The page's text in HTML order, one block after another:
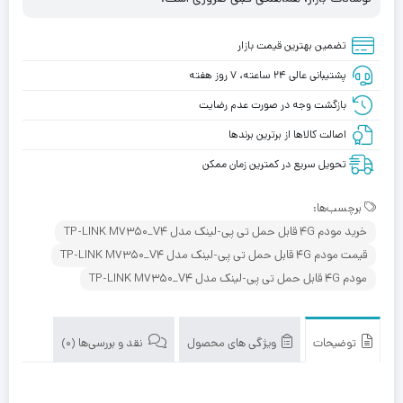
تضمین بهترین قیمت بازار
پشتیبانی عالی ۲۴ ساعته، ۷ روز هفته
بازگشت وجه در صورت عدم رضایت
اصالت کالاها از برترین برندها
تحویل سریع در کمترین زمان ممکن
برچسب‌ها:
خرید مودم 4G قابل حمل تی پی-لینک مدل TP-LINK M7350_V4
قیمت مودم 4G قابل حمل تی پی-لینک مدل TP-LINK M7350_V4
مودم 4G قابل حمل تی پی-لینک مدل TP-LINK M7350_V4
توضیحات ویژگی های محصول نقد و بررسی‌ها (0)